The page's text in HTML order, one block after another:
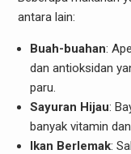
antara lain:
Buah-buahan:
dan antioksidan
paru.
Sayuran Hijau:
banyak vitamin
Ikan Berlemak: